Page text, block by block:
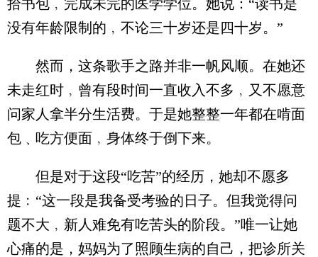
拾书包﹐完成未完的医学学位。她说：“读书是
没有年龄限制的﹐不论三十岁还是四十岁。”
然而，这条歌手之路并非一帆风顺。在她还
未走红时﹐曾有段时间一直收入不多﹐又不愿意
问家人拿半分生活费。于是她整整一年都在啃面
包﹑吃方便面﹐身体终于倒下来。
但是对于这段“吃苦”的经历，她却不愿多
提﹕“这一段是我备受考验的日子。但我觉得问
题不大﹐新人难免有吃苦头的阶段。”唯一让她
心痛的是，妈妈为了照顾生病的自己，把诊所关